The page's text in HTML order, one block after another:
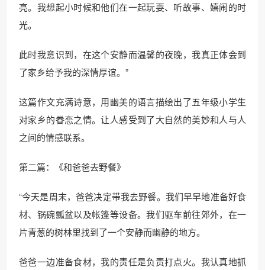
亮。我想起小时候和他们在一起玩耍、听故事、嬉闹的时
光。
此时我意识到，在这个安静而温馨的夜晚，我真正体会到
了家乡给予我的深情厚谊。”
这篇作文充满诗意，用幽美的语言描绘出了五年级小学生
对家乡的眷恋之情。让人感受到了大自然的美妙和人与人
之间的情感联系。
第二篇：《和爸爸去野餐》
“今天是周末，爸爸决定带我去野餐。我们早早地准备好食
材、锅碗瓢盆以及帐篷等设备。我们驱车前往郊外，在一
片青葱的树林里找到了一个安静而幽静的地方。
爸爸一边准备食材，我的责任是负责打点火。我认真地抓